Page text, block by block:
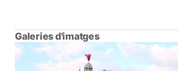
Galeries d'imatges